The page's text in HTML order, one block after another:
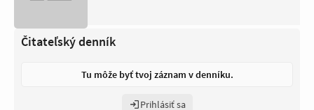
Čitateľský denník
Tu môže byť tvoj záznam v denníku.
Prihlásiť sa